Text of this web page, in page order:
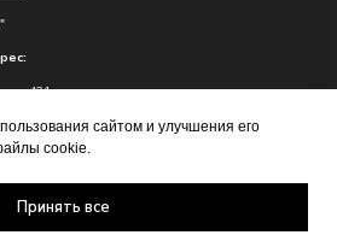
персональных
421
д. Каменная горка
сайтом и улучшения его
cookie.
Принять все